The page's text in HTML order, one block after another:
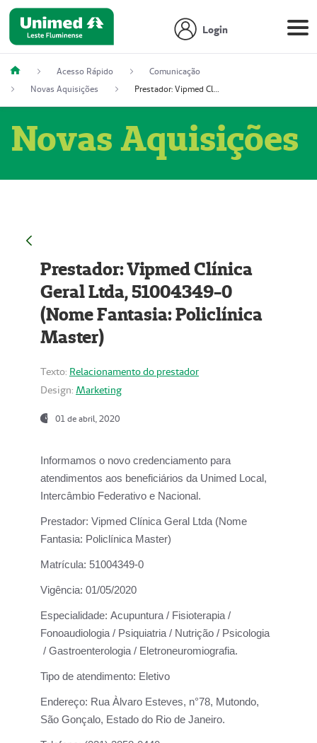
Login
Acesso Rápido
Comunicação
Novas Aquisições
Prestador: Vipmed Clínica Geral Ltda, 51004349-0 (Nome Fantasia: Policlínica Master)
Novas Aquisições
Prestador: Vipmed Clínica
Geral Ltda, 51004349-0
(Nome Fantasia: Policlínica
Master)
Texto: Relacionamento do prestador
Design: Marketing
01 de abril, 2020
Informamos o novo credenciamento para
atendimentos aos beneficiários da Unimed Local,
Intercâmbio Federativo e Nacional.
Prestador: Vipmed Clínica Geral Ltda (Nome
Fantasia: Policlínica Master)
Matrícula: 51004349-0
Vigência: 01/05/2020
Especialidade: Acupuntura / Fisioterapia /
Fonoaudiologia / Psiquiatria / Nutrição / Psicologia
/ Gastroenterologia / Eletroneuromiografia.
Tipo de atendimento: Eletivo
Endereço: Rua Àlvaro Esteves, n°78, Mutondo,
São Gonçalo, Estado do Rio de Janeiro.